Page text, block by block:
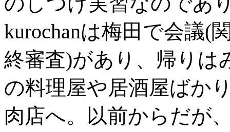
kurochanは梅田で会議(
終審査)があり、帰りは
の料理屋や居酒屋ばか
肉店へ。以前からだが